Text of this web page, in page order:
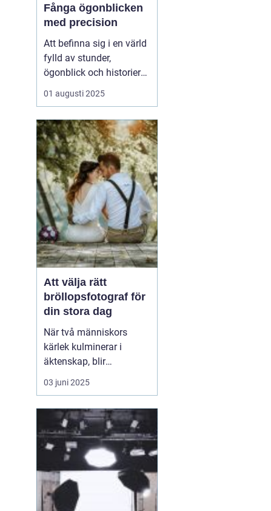
Fånga ögonblicken
med precision
Att befinna sig i en värld
fylld av stunder,
ögonblick och historier
kan verkligen vara
magiskt, särskilt när
fotografins lins. I Umeå
finns det otaliga tillfällen
som är värda att f&o...
01 augusti 2025
Att välja rätt
bröllopsfotograf för
din stora dag
När två människors
kärlek kulminerar i
äktenskap, blir
bröllopsdagen en av de
mest minnesvärda och
deras liv. Varje par
önskar att bevara dessa
ögonblick för att åte...
03 juni 2025